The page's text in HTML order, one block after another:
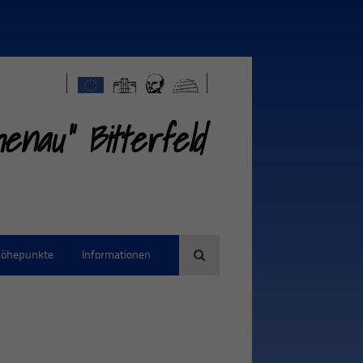
Bitterfeld
Informationen Suche